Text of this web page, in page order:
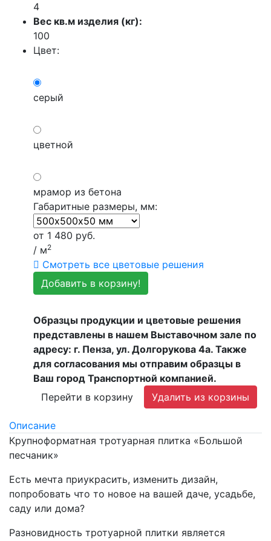
4
Вес кв.м изделия (кг):
100
Цвет:
серый
цветной
мрамор из бетона
Габаритные размеры, мм:
от 1 480 руб.
/ м2
Смотреть все цветовые решения
Добавить в корзину!
Образцы продукции и цветовые решения
представлены в нашем Выставочном зале по
адресу: г. Пенза, ул. Долгорукова 4а. Также
для согласования мы отправим образцы в
Ваш город Транспортной компанией.
Перейти в корзину
Удалить из корзины
Описание
Крупноформатная тротуарная плитка «Большой
песчаник»
Есть мечта приукрасить, изменить дизайн,
попробовать что то новое на вашей даче, усадьбе,
саду или дома?
Разновидность тротуарной плитки является